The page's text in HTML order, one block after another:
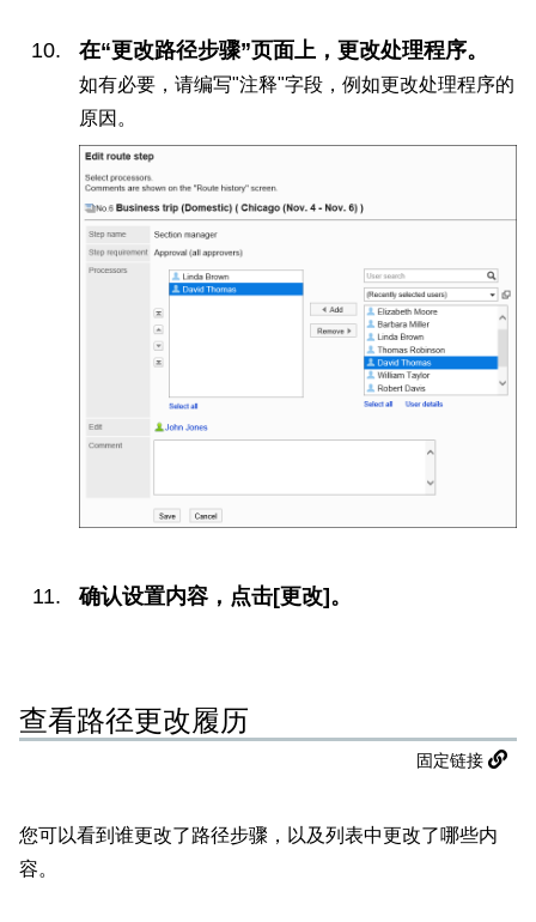
在“更改路径步骤”页面上，更改处理程序。
如有必要，请编写"注释"字段，例如更改处理程序的
原因。
确认设置内容，点击[更改]。
查看路径更改履历
固定链接
您可以看到谁更改了路径步骤，以及列表中更改了哪些内
容。